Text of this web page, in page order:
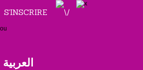
S'INSCRIRE
ou
العربية